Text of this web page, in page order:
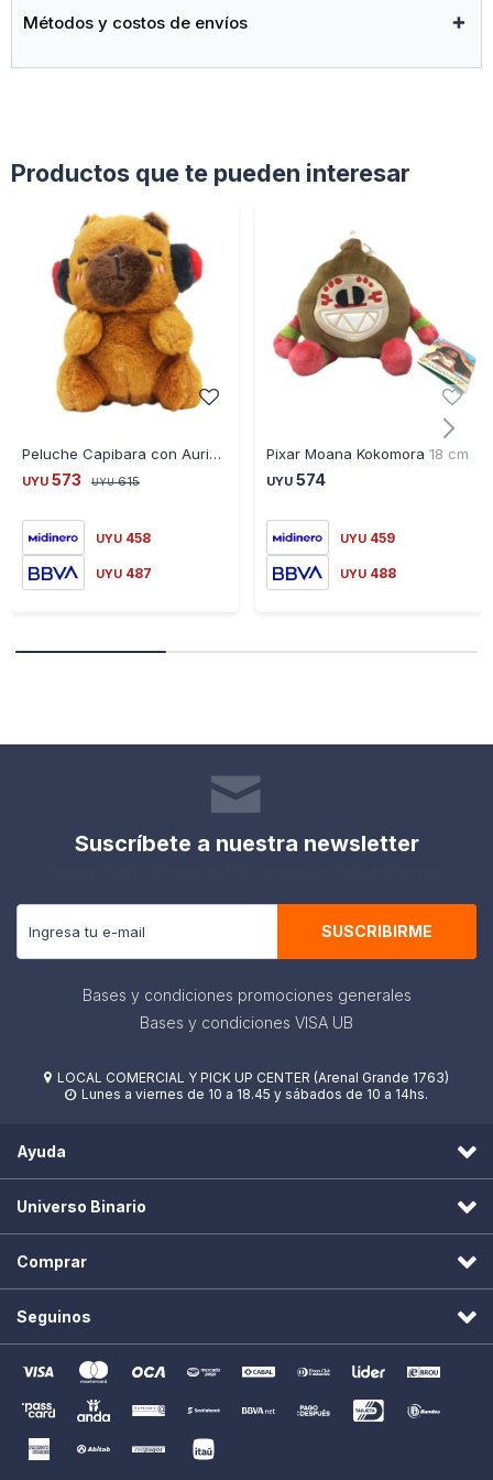
Para Quienes Buscan Un Regalo Significativo Y Duradero. Su
Un Elemento Esencial En La Colección De Juguetes De
Métodos y costos de envíos
Productos que te pueden interesar
Peluche Capibara con Auriculares 23CM
UYU 573 UYU 615
UYU 458
UYU 487
Pixar Moana Kokomora 18 cm
UYU 574
UYU 459
UYU 488
Suscríbete a nuestra newsletter
SUSCRIBIRME
Bases y condiciones promociones generales
Bases y condiciones VISA UB
 LOCAL COMERCIAL Y PICK UP CENTER (Arenal Grande 1763)
 Lunes a viernes de 10 a 18.45 y sábados de 10 a 14hs.
Ayuda
Universo Binario
Comprar
Seguinos